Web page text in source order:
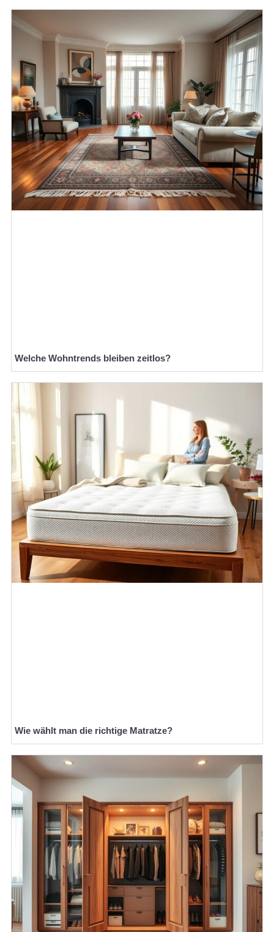
Welche Wohntrends bleiben zeitlos?
Wie wählt man die richtige Matratze?